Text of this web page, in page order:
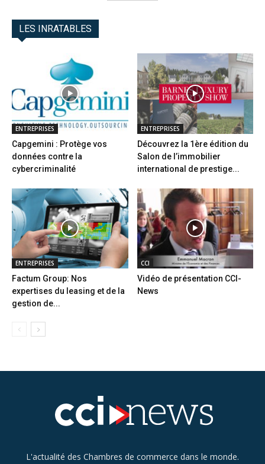
LES INRATABLES
ENTREPRISES
Capgemini : Protège vos
données contre la
cybercriminalité
ENTREPRISES
Découvrez la 1ère édition du
Salon de l’immobilier
international de prestige...
ENTREPRISES
Factum Group: Nos
expertises du leasing et de la
gestion de...
CCI
Vidéo de présentation CCI-
News
L'actualité des Chambres de commerce dans le monde.